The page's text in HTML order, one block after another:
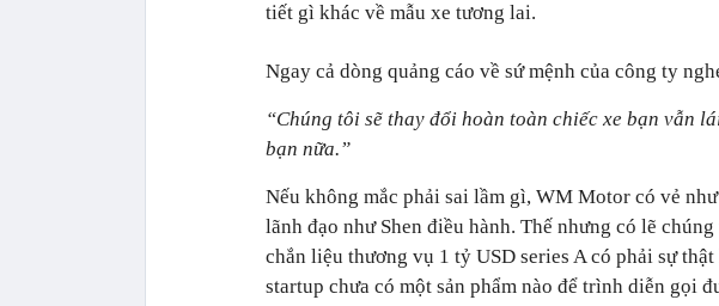
tiết gì khác về mẫu xe tương lai.
Ngay cả dòng quảng cáo về sứ mệnh của công ty
“Chúng tôi sẽ thay đổi hoàn toàn chiếc xe bạn vẫn
bạn nữa.”
Nếu không mắc phải sai lầm gì, WM Motor có vẻ
lãnh đạo như Shen điều hành. Thế nhưng có lẽ
chắn liệu thương vụ 1 tỷ USD series A có phải sự
startup chưa có một sản phẩm nào để trình diễn gọi